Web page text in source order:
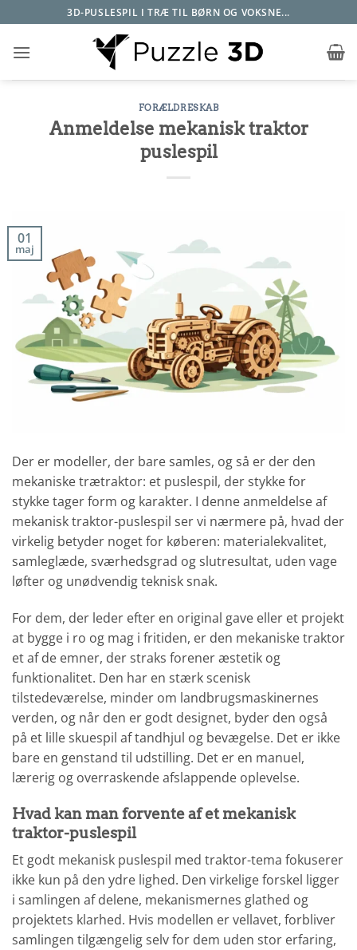
til
indhold
3D-PUSLESPIL I TRÆ TIL BØRN OG VOKSNE...
FORÆLDRESKAB
Anmeldelse mekanisk traktor
puslespil
01
maj
Der er modeller, der bare samles, og så er der den
mekaniske trætraktor: et puslespil, der stykke for
stykke tager form og karakter. I denne anmeldelse af
mekanisk traktor-puslespil ser vi nærmere på, hvad der
virkelig betyder noget for køberen: materialekvalitet,
samleglæde, sværhedsgrad og slutresultat, uden vage
løfter og unødvendig teknisk snak.
For dem, der leder efter en original gave eller et projekt
at bygge i ro og mag i fritiden, er den mekaniske traktor
et af de emner, der straks forener æstetik og
funktionalitet. Den har en stærk scenisk
tilstedeværelse, minder om landbrugsmaskinernes
verden, og når den er godt designet, byder den også
på et lille skuespil af tandhjul og bevægelse. Det er ikke
bare en genstand til udstilling. Det er en manuel,
lærerig og overraskende afslappende oplevelse.
Hvad kan man forvente af et mekanisk
traktor-puslespil
Et godt mekanisk puslespil med traktor-tema fokuserer
ikke kun på den ydre lighed. Den virkelige forskel ligger
i samlingen af delene, mekanismernes glathed og
projektets klarhed. Hvis modellen er vellavet, forbliver
samlingen tilgængelig selv for dem uden stor erfaring,